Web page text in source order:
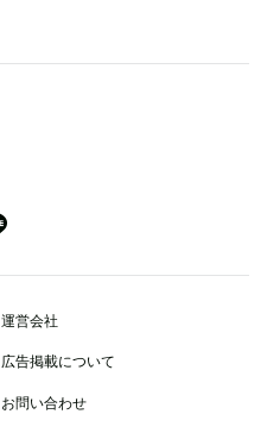
運営会社
広告掲載について
お問い合わせ